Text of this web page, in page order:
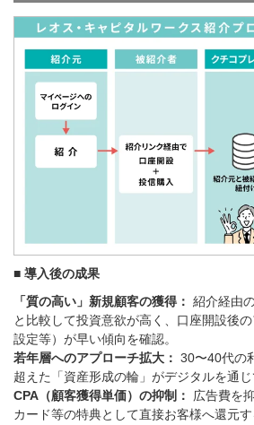
■ 導入後の成果
「質の高い」新規顧客の獲得： 紹介経由
と比較して投資意欲が高く、口座開設後
設定等）が早い傾向を確認。
若年層へのアプローチ拡大： 30〜40代の
超えた「資産形成の輪」がデジタルを通じ
CPA（顧客獲得単価）の抑制：
広告費を
カード等の特典として直接お客様へ還元